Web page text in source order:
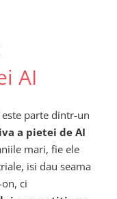
AI
este parte dintr-un
a pietei de AI
mari, fie ele
isi dau seama
ci